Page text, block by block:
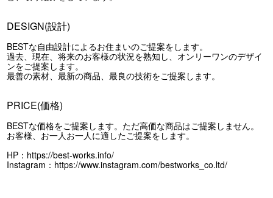
DESIGN(設計)
BESTな自由設計によるお住まいのご提案をします。
過去、現在、将来のお客様の状況を熟知し、オンリーワンのデザイ
ンをご提案します。
最善の素材、最新の商品、最良の技術をご提案します。
PRICE(価格)
BESTな価格をご提案します。ただ高価な商品はご提案しません。
お客様、お一人お一人に適したご提案をします。
HP： https://best-works.info/
Instagram： https://www.instagram.com/bestworks_co.ltd/